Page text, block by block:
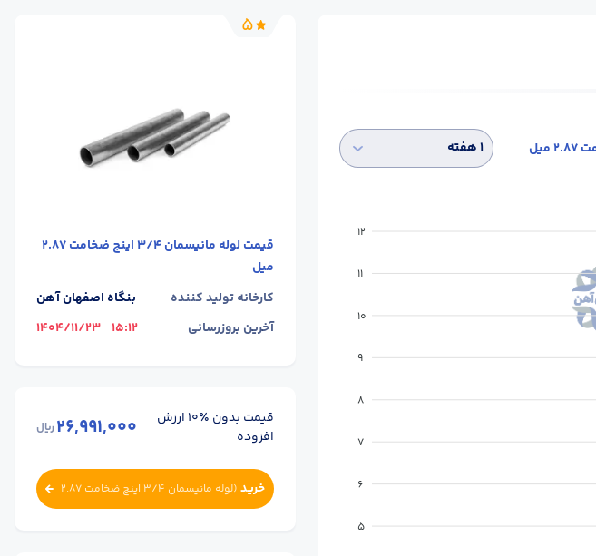
۱ هفته
12
11
10
9
8
7
6
5
5
قیمت
لوله مانیسمان 3/4 اینچ ضخامت 2.87
میل
کارخانه تولید کننده
بنگاه اصفهان آهن
آخرین بروزرسانی
15:12
1404/11/23
قیمت بدون ٪۱۰ ارزش
افزوده
26,991,000ریال
خرید (
لوله مانیسمان 3/4 اینچ ضخامت 2.87
میل)